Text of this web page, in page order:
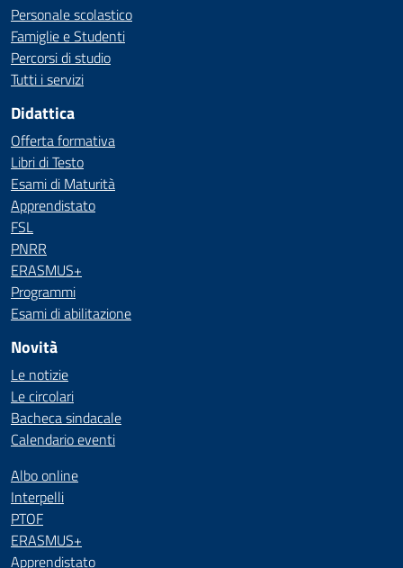
Personale scolastico
Famiglie e Studenti
Percorsi di studio
Tutti i servizi
Didattica
Offerta formativa
Libri di Testo
Esami di Maturità
Apprendistato
FSL
PNRR
ERASMUS+
Programmi
Esami di abilitazione
Novità
Le notizie
Le circolari
Bacheca sindacale
Calendario eventi
Albo online
Interpelli
PTOF
ERASMUS+
Apprendistato